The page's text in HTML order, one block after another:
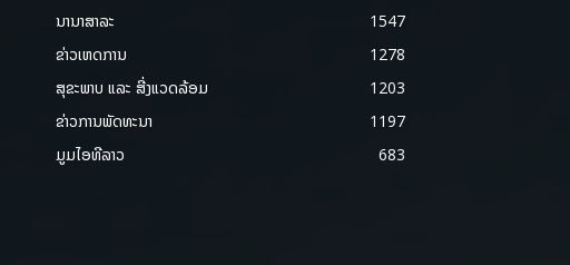
ນານາສາລະ
1547
ຂ່າວເຫດການ
1278
ສຸຂະພາບ ແລະ ສີ່ງແວດລ້ອມ
1203
ຂ່າວການພັດທະນາ
1197
ມູມໄອທີລາວ
683